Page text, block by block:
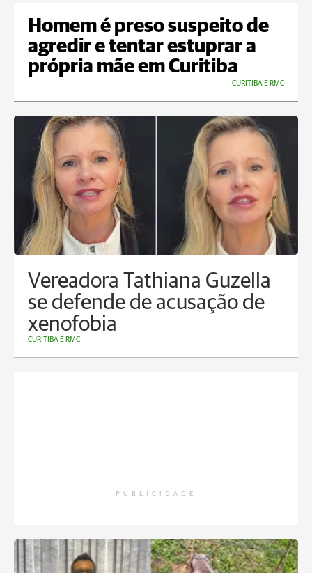
Homem é preso suspeito de
agredir e tentar estuprar a
própria mãe em Curitiba
CURITIBA E RMC
Vereadora Tathiana Guzella
se defende de acusação de
xenofobia
CURITIBA E RMC
PUBLICIDADE